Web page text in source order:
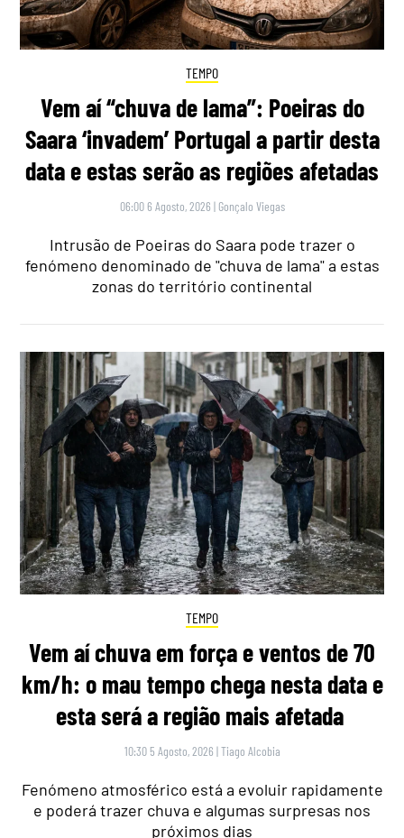
TEMPO
Vem aí “chuva de lama”: Poeiras do
Saara ‘invadem’ Portugal a partir desta
data e estas serão as regiões afetadas
06:00 6 Agosto, 2026 | Gonçalo Viegas
Intrusão de Poeiras do Saara pode trazer o
fenómeno denominado de "chuva de lama" a estas
zonas do território continental
TEMPO
Vem aí chuva em força e ventos de 70
km/h: o mau tempo chega nesta data e
esta será a região mais afetada
10:30 5 Agosto, 2026 |Tiago Alcobia
Fenómeno atmosférico está a evoluir rapidamente
e poderá trazer chuva e algumas surpresas nos
próximos dias